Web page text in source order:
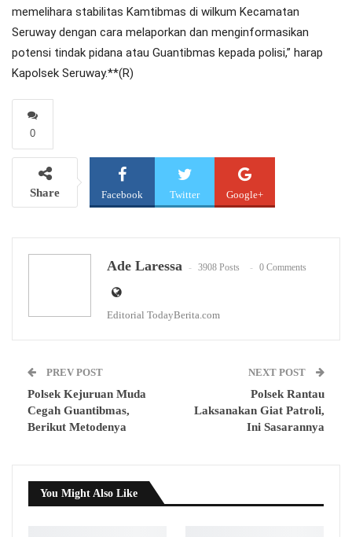
memelihara stabilitas Kamtibmas di wilkum Kecamatan
Seruway dengan cara melaporkan dan menginformasikan
potensi tindak pidana atau Guantibmas kepada polisi,” harap
Kapolsek Seruway.**(R)
0
Share Facebook Twitter Google+
Ade Laressa 3908 Posts 0 Comments
Editorial TodayBerita.com
PREV POST
Polsek Kejuruan Muda
Cegah Guantibmas,
Berikut Metodenya
NEXT POST
Polsek Rantau
Laksanakan Giat Patroli,
Ini Sasarannya
You Might Also Like